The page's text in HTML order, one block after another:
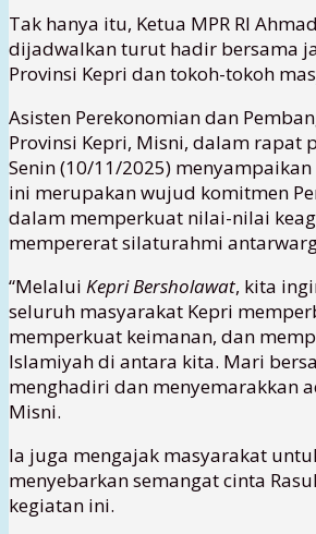
Tak hanya itu, Ketua MPR RI
dijadwalkan turut hadir bersama
Provinsi Kepri dan tokoh-tokoh
Asisten Perekonomian dan
Provinsi Kepri, Misni, dalam rapat
Senin (10/11/2025)
ini merupakan wujud komitmen
dalam memperkuat nilai-nilai
mempererat silaturahmi
“Melalui Kepri Bersholawat, kita
seluruh masyarakat Kepri
memperkuat keimanan, dan
Islamiyah di antara kita. Mari
menghadiri dan menyemarakkan
Misni.
Ia juga mengajak masyarakat
menyebarkan semangat cinta
kegiatan ini.